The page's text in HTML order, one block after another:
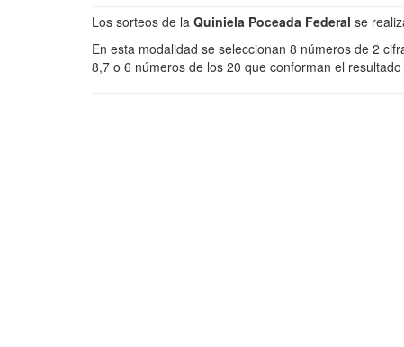
Los sorteos de la Quiniela Poceada Federal se
En esta modalidad se seleccionan 8 números de 2
8,7 o 6 números de los 20 que conforman el resultado